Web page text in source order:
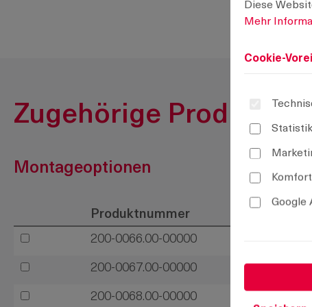
Zugehörige Produkte
Montageoptionen
Produktnummer
200-0066.00-00000
200-0067.00-00000
200-0068.00-00000
Diese
Mehr
Cookie-
Google